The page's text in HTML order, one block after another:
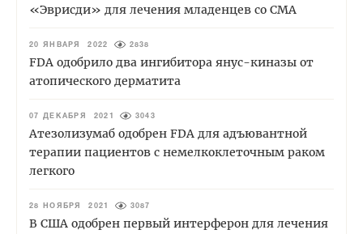
«Эврисди» для лечения младенцев со СМА
20 ЯНВАРЯ 2022 2838
FDA одобрило два ингибитора янус-киназы от
атопического дерматита
07 ДЕКАБРЯ 2021 3043
Атезолизумаб одобрен FDA для адъювантной
терапии пациентов с немелкоклеточным раком
легкого
28 НОЯБРЯ 2021 3087
В США одобрен первый интерферон для лечения